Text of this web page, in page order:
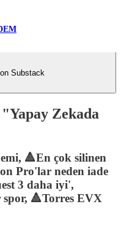
Substack
"Yapay Zekada
🔺En çok silinen
Pro'lar neden iade
3 daha iyi',
🔺Torres EVX